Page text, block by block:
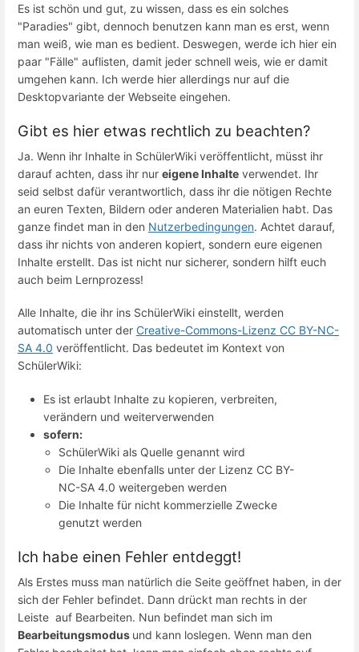
Es ist schön und gut, zu wissen, dass es ein solches
"Paradies" gibt, dennoch benutzen kann man es erst, wenn
man weiß, wie man es bedient. Deswegen, werde ich hier ein
paar "Fälle" auflisten, damit jeder schnell weis, wie er damit
umgehen kann. Ich werde hier allerdings nur auf die
Desktopvariante der Webseite eingehen.
Gibt es hier etwas rechtlich zu beachten?
Ja. Wenn ihr Inhalte in SchülerWiki veröffentlicht, müsst ihr
darauf achten, dass ihr nur eigene Inhalte verwendet. Ihr
seid selbst dafür verantwortlich, dass ihr die nötigen Rechte
an euren Texten, Bildern oder anderen Materialien habt. Das
ganze findet man in den Nutzerbedingungen. Achtet darauf,
dass ihr nichts von anderen kopiert, sondern eure eigenen
Inhalte erstellt. Das ist nicht nur sicherer, sondern hilft euch
auch beim Lernprozess!
Alle Inhalte, die ihr ins SchülerWiki einstellt, werden
automatisch unter der Creative-Commons-Lizenz CC BY-NC-
SA 4.0 veröffentlicht. Das bedeutet im Kontext von
SchülerWiki:
Es ist erlaubt Inhalte zu kopieren, verbreiten,
verändern und weiterverwenden
sofern:
SchülerWiki als Quelle genannt wird
Die Inhalte ebenfalls unter der Lizenz CC BY-
NC-SA 4.0 weitergeben werden
Die Inhalte für nicht kommerzielle Zwecke
genutzt werden
Ich habe einen Fehler entdeggt!
Als Erstes muss man natürlich die Seite geöffnet haben, in der
sich der Fehler befindet. Dann drückt man rechts in der
Leiste auf Bearbeiten. Nun befindet man sich im
Bearbeitungsmodus und kann loslegen. Wenn man den